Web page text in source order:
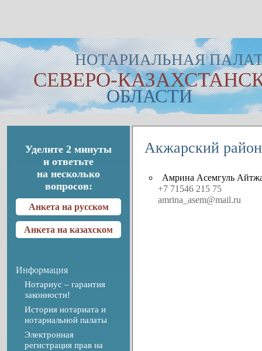
НОТАРИАЛЬНАЯ
СЕВЕРО-
ОБЛАСТИ
Уделите 2 минуты
и ответьте
на несколько
вопросов:
Анкета на русском
Анкета на казахском
Информация
Нотариус – гарантия
законности!
История нотариата и
нотариальной палаты
Электронная
регистрация прав на
Акжарский район
Амрина Асемгуль
+7 71546 215 75
amrina_asem@mail.ru